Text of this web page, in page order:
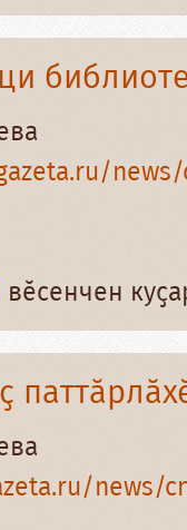
вӗсенчен
news/